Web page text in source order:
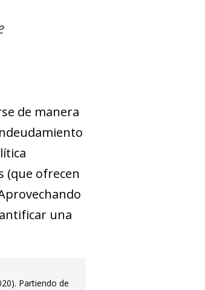
de manera
(que ofrecen
una
Partiendo de